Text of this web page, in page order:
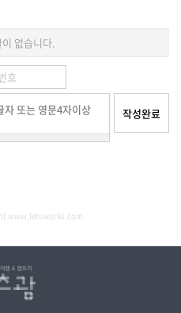
없습니다.
자 또는 영문4자이상
작성완료
www.letsworks.com